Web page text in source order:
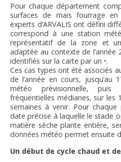
Pour chaque département
surfaces de maïs fourrage
experts d’ARVALIS ont défini
correspond à une station
représentatif de la zone et
adaptée au contexte de l’année
identifiés sur la carte par un •.
Ces cas types ont été associés
de l’année en cours,
météo prévisionnelle, puis
fréquentielles médianes, sur les
semaines à venir. Pour
date précise à laquelle le stade
matière sèche plante entière,
données météo permet ensuite
Un début de cycle chaud et